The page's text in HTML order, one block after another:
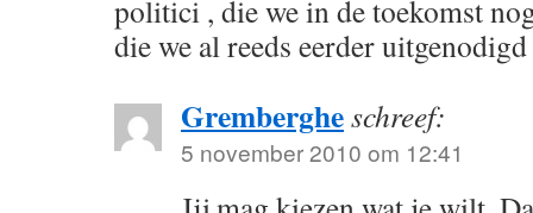
politici , die we in de toekomst
die we al reeds eerder
Grembergheschreef:
5 november 2010 om 12:41